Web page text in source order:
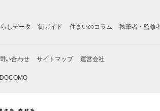
しデータ 街ガイド 住まいのコラム 執筆者・監修
い合わせ サイトマップ 運営会社